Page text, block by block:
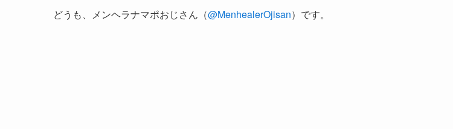
どうも、メンヘラナマポおじさん（@MenhealerOjisan）です。